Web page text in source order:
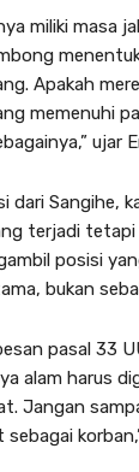
miliki masa
Apakah
memenuhi
ujar
dari Sangihe,
terjadi tetapi
posisi
bukan
pasal 33
alam harus
Jangan